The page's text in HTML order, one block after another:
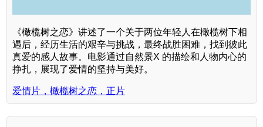
《橄榄树之恋》讲述了一个关于两位年轻人在橄榄树下相
遇后，经历生活的艰辛与挑战，最终战胜困难，找到彼此
真爱的感人故事。电影通过自然景X 的描绘和人物内心的
挣扎，展现了爱情的坚持与美好。
爱情片，橄榄树之恋，正片